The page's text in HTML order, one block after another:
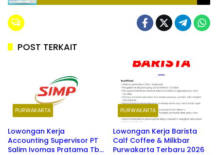
POST TERKAIT
PURWAKARTA
Lowongan Kerja
Accounting Supervisor PT
Salim Ivomas Pratama Tbk
PURWAKARTA
Lowongan Kerja Barista
Calf Coffee & Milkbar
Purwakarta Terbaru 2026